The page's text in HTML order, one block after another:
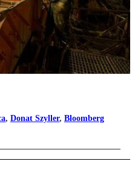
, Donat Szyller, Bloomberg